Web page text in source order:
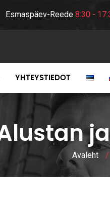
Esmaspäev-Reede 8:30 -
YHTEYSTIEDOT
Avaleht /